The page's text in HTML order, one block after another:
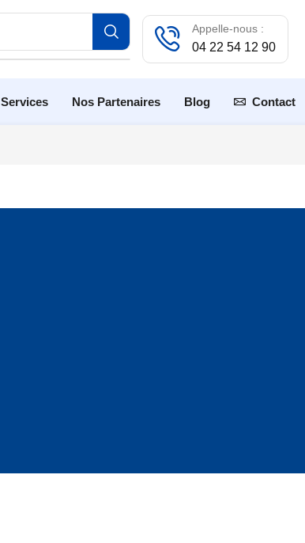
Appelle-nous :
04 22 54 12 90
Services Nos Partenaires Blog Contact